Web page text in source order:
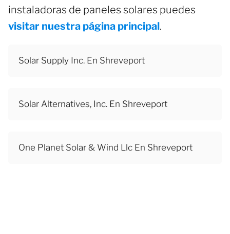
instaladoras de paneles solares puedes
visitar nuestra página principal.
Solar Supply Inc. En Shreveport
Solar Alternatives, Inc. En Shreveport
One Planet Solar & Wind Llc En Shreveport